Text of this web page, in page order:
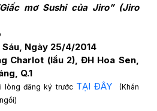
mơ Sushi của Jiro” (Jiro
Ngày 25/4/2014
Charlot (lầu 2), ĐH Hoa Sen,
Q.1
lòng đăng ký trước TẠI ĐÂY
(Khán